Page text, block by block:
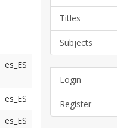
es_ES
es_ES
es_ES
Titles
Subjects
Login
Register